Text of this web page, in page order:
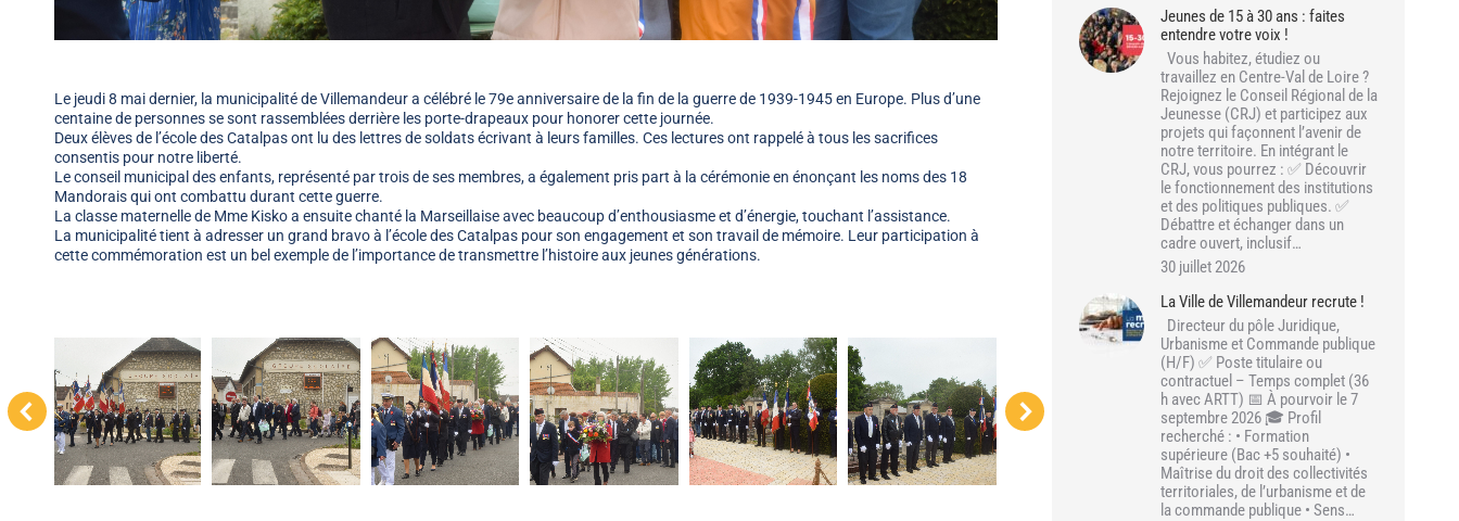
Le jeudi 8 mai dernier, la municipalité de Villemandeur a célébré le 79e anniversaire de la fin de la guerre de 1939-1945 en Europe. Plus d’une
centaine de personnes se sont rassemblées derrière les porte-drapeaux pour honorer cette journée.
Deux élèves de l’école des Catalpas ont lu des lettres de soldats écrivant à leurs familles. Ces lectures ont rappelé à tous les sacrifices
consentis pour notre liberté.
Le conseil municipal des enfants, représenté par trois de ses membres, a également pris part à la cérémonie en énonçant les noms des 18
Mandorais qui ont combattu durant cette guerre.
La classe maternelle de Mme Kisko a ensuite chanté la Marseillaise avec beaucoup d’enthousiasme et d’énergie, touchant l’assistance.
La municipalité tient à adresser un grand bravo à l’école des Catalpas pour son engagement et son travail de mémoire. Leur participation à
cette commémoration est un bel exemple de l’importance de transmettre l’histoire aux jeunes générations.
Jeunes de 15 à 30 ans : faites
entendre votre voix !
Vous habitez, étudiez ou
travaillez en Centre-Val de Loire ?
Rejoignez le Conseil Régional de la
Jeunesse (CRJ) et participez aux
projets qui façonnent l’avenir de
notre territoire. En intégrant le
CRJ, vous pourrez : ✅ Découvrir
le fonctionnement des institutions
et des politiques publiques. ✅
Débattre et échanger dans un
cadre ouvert, inclusif…
30 juillet 2026
La Ville de Villemandeur recrute !
Directeur du pôle Juridique,
Urbanisme et Commande publique
(H/F) ✅ Poste titulaire ou
contractuel – Temps complet (36
h avec ARTT) 📅 À pourvoir le 7
septembre 2026 🎓 Profil
recherché : • Formation
supérieure (Bac +5 souhaité) •
Maîtrise du droit des collectivités
territoriales, de l’urbanisme et de
la commande publique • Sens…